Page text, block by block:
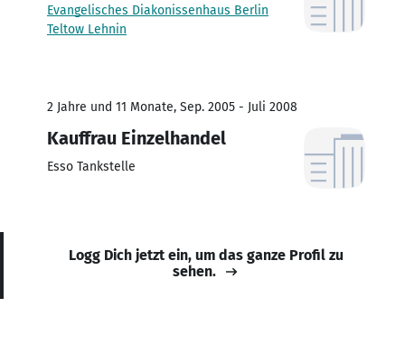
Evangelisches Diakonissenhaus Berlin
Teltow Lehnin
2 Jahre und 11 Monate, Sep. 2005 - Juli 2008
Kauffrau Einzelhandel
Esso Tankstelle
Logg Dich jetzt ein, um das ganze Profil zu
sehen.